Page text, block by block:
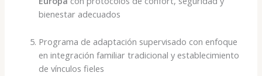
bienestar adecuados
Programa de adaptación supervisado con enfoque
en integración familiar tradicional y establecimiento
de vínculos fieles